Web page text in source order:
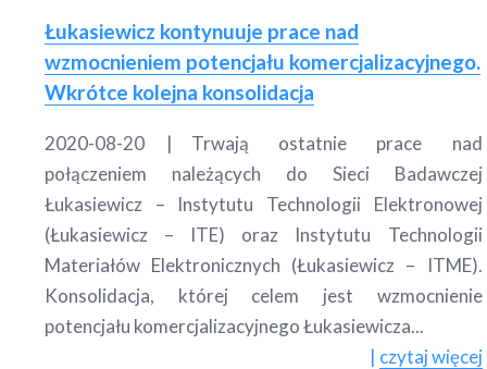
Łukasiewicz kontynuuje prace nad
wzmocnieniem potencjału komercjalizacyjnego.
Wkrótce kolejna konsolidacja
2020-08-20
Trwają ostatnie prace nad
połączeniem należących do Sieci Badawczej
Łukasiewicz – Instytutu Technologii Elektronowej
(Łukasiewicz – ITE) oraz Instytutu Technologii
Materiałów Elektronicznych (Łukasiewicz – ITME).
Konsolidacja, której celem jest wzmocnienie
potencjału komercjalizacyjnego Łukasiewicza...
czytaj więcej